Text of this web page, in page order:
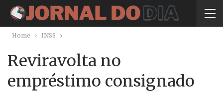
Home INSS
Reviravolta no
empréstimo consignado